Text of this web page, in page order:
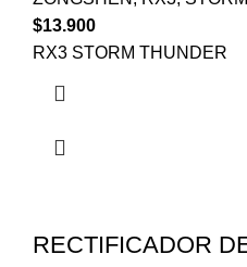
$13.900
RX3 STORM THUNDER
RECTIFICADOR